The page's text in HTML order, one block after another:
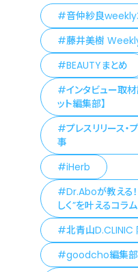
音仲紗良weekly
藤井美樹
BEAUTYまとめ
インタビュー取材
ット編集部】
プレスリリース
事
iHerb
Dr.Aboが教える
しく”を叶えるコラム
北青山
goodcho編集部